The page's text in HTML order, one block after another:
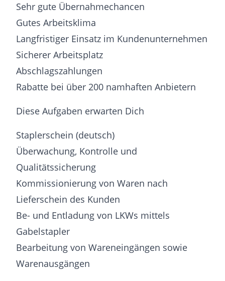
Sehr gute Übernahmechancen
Gutes Arbeitsklima
Langfristiger Einsatz im Kundenunternehmen
Sicherer Arbeitsplatz
Abschlagszahlungen
Rabatte bei über 200 namhaften Anbietern
Diese Aufgaben erwarten Dich
Staplerschein (deutsch)
Überwachung, Kontrolle und
Qualitätssicherung
Kommissionierung von Waren nach
Lieferschein des Kunden
Be- und Entladung von LKWs mittels
Gabelstapler
Bearbeitung von Wareneingängen sowie
Warenausgängen